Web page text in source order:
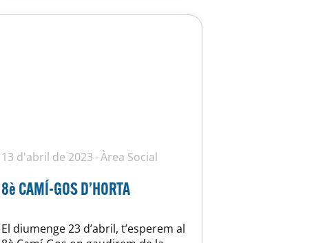
13 d'abril de 2023 Àrea Social
8è CAMÍ-GOS D’HORTA
El diumenge 23 d’abril, t’esperem al